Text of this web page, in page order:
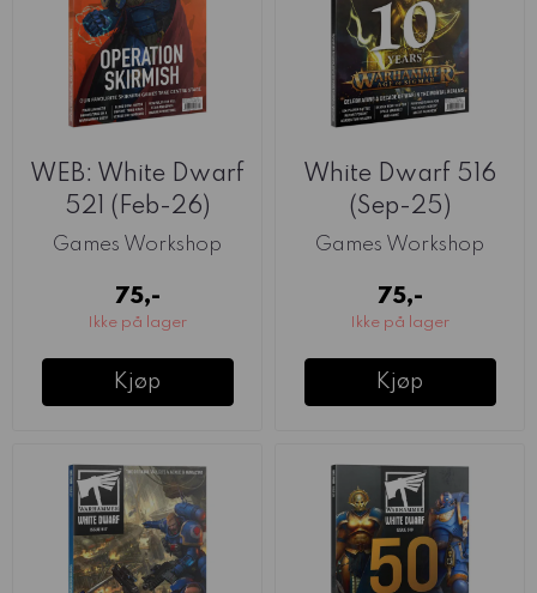
WEB: White Dwarf
521 (Feb-26)
Games Workshop
75,-
Ikke på lager
Kjøp
White Dwarf 516
(Sep-25)
Games Workshop
75,-
Ikke på lager
Kjøp